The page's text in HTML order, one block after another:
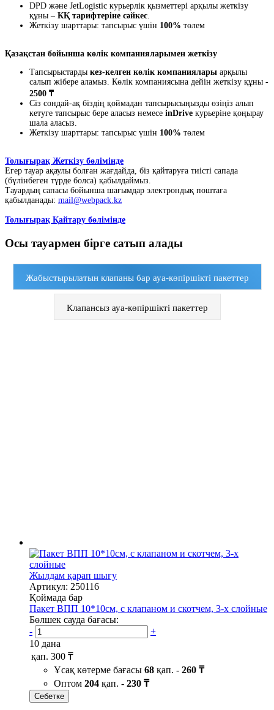
DPD және JetLogistic курьерлік қызметтері арқылы жеткізу
құны – КҚ тарифтеріне сәйкес.
Жеткізу шарттары: тапсырыс үшін 100% төлем
Қазақстан бойынша көлік компанияларымен жеткізу
Тапсырыстарды кез-келген көлік компаниялары арқылы
салып жібере аламыз. Көлік компаниясына дейін жеткізу құны -
2500 ₸
Сіз сондай-ақ біздің қоймадан тапсырысыңызды өзіңіз алып
кетуге тапсырыс бере аласыз немесе inDrive курьеріне қоңырау
шала аласыз.
Жеткізу шарттары: тапсырыс үшін 100% төлем
Толығырақ Жеткізу бөлімінде
Егер тауар ақаулы болған жағдайда, біз қайтаруға тиісті сапада
(бүлінбеген түрде болса) қабылдаймыз.
Тауардың сапасы бойынша шағымдар электрондық поштаға
қабылданады: mail@webpack.kz
Толығырақ Қайтару бөлімінде
Осы тауармен бірге сатып алады
Жабыстырылатын клапаны бар ауа-көпіршікті пакеттер
Клапансыз ауа-көпіршікті пакеттер
Жылдам қарап шығу
Артикул: 250116
Қоймада бар
Пакет ВПП 10*10см, с клапаном и скотчем, 3-х слойные
Бөлшек сауда бағасы:
-
+
10 дана
қап. 300 ₸
Ұсақ көтерме бағасы 68 қап. - 260 ₸
Оптом 204 қап. - 230 ₸
Себетке